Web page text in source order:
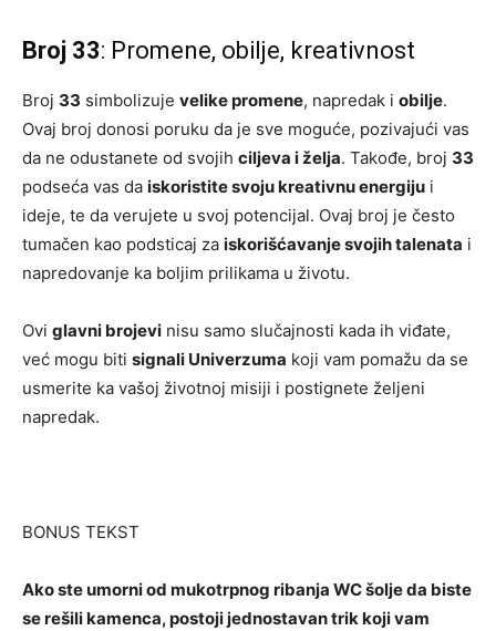
Broj 33: Promene, obilje, kreativnost
Broj 33 simbolizuje velike promene, napredak i obilje.
Ovaj broj donosi poruku da je sve moguće, pozivajući vas
da ne odustanete od svojih ciljeva i želja. Takođe, broj 33
podseća vas da iskoristite svoju kreativnu energiju i
ideje, te da verujete u svoj potencijal. Ovaj broj je često
tumačen kao podsticaj za iskorišćavanje svojih talenata i
napredovanje ka boljim prilikama u životu.
Ovi glavni brojevi nisu samo slučajnosti kada ih viđate,
već mogu biti signali Univerzuma koji vam pomažu da se
usmerite ka vašoj životnoj misiji i postignete željeni
napredak.
BONUS TEKST
Ako ste umorni od mukotrpnog ribanja WC šolje da biste
se rešili kamenca, postoji jednostavan trik koji vam